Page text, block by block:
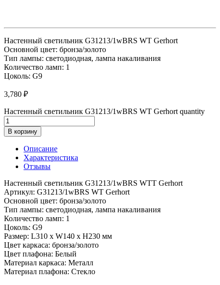
Настенный светильник G31213/1wBRS WT Gerhort
Основной цвет: бронза/золото
Тип лампы: светодиодная, лампа накаливания
Количество ламп: 1
Цоколь: G9
3,780 ₽
Настенный светильник G31213/1wBRS WT Gerhort quantity
В корзину
Описание
Характеристика
Отзывы
Настенный светильник G31213/1wBRS WTT Gerhort
Артикул: G31213/1wBRS WT Gerhort
Основной цвет: бронза/золото
Тип лампы: светодиодная, лампа накаливания
Количество ламп: 1
Цоколь: G9
Размер: L310 x W140 x H230 мм
Цвет каркаса: бронза/золото
Цвет плафона: Белый
Материал каркаса: Металл
Материал плафона: Стекло